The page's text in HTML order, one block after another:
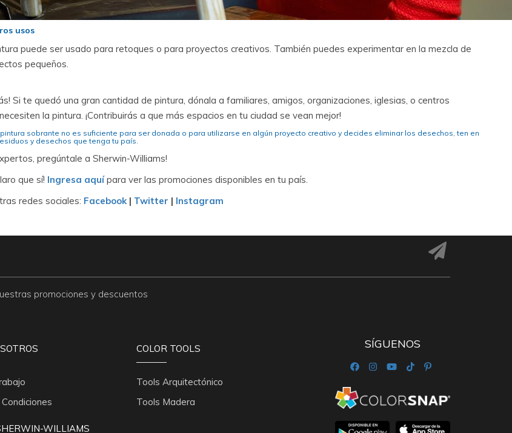
usos
puede ser usado para retoques o para proyectos creativos. También puedes experimentar en la mezcla de
pequeños.
Si te quedó una gran cantidad de pintura, dónala a familiares, amigos, organizaciones, iglesias, o centros
la pintura. ¡Contribuirás a que más espacios en tu ciudad se vean mejor!
sobrante no es suficiente para ser donada o para utilizarse en algún proyecto creativo y decides eliminar los desechos, ten en
y desechos que tenga tu país.
pregúntale a Sherwin-Williams!
que sí! Ingresa aquípara ver las promociones disponibles en tu país.
redes sociales: Facebook| Twitter | Instagram
promociones y descuentos
COLOR TOOLS
Tools Arquitectónico
Tools Madera
WILLIAMS
SÍGUENOS